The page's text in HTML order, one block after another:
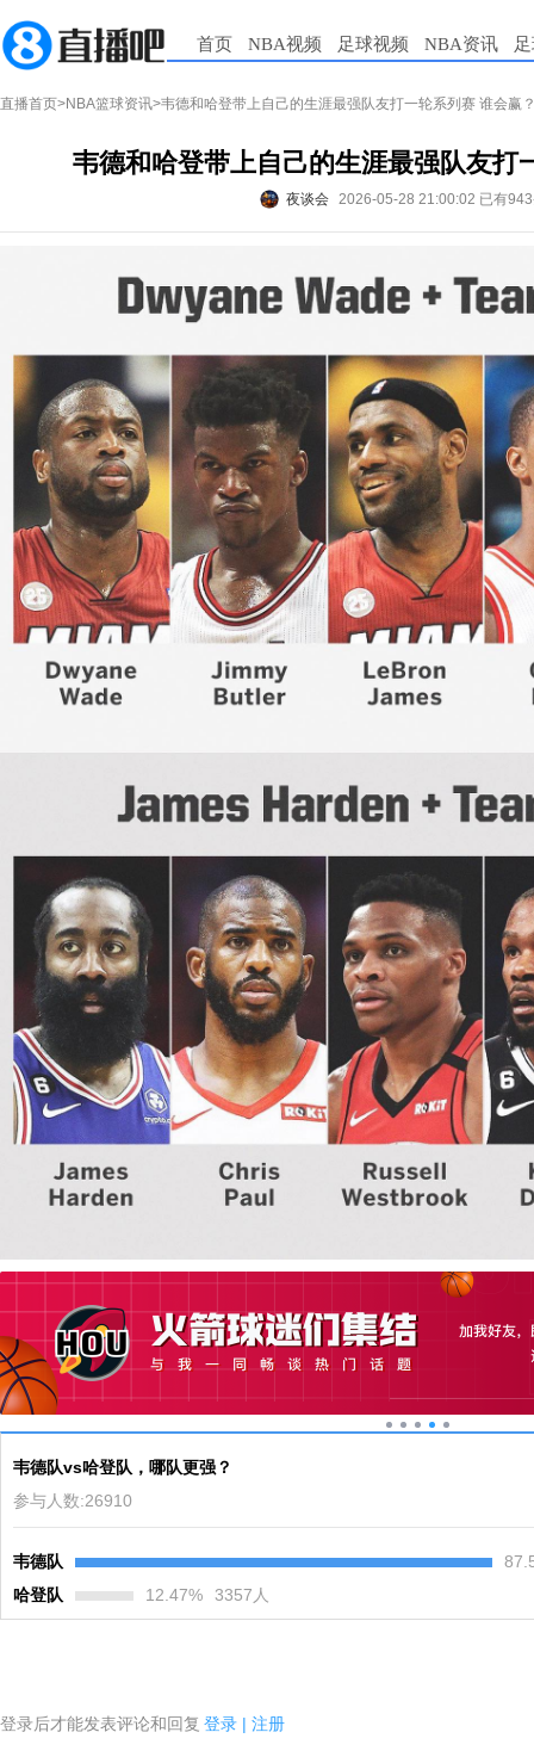
首页 NBA视频 足球视频 NBA资讯
直播首页>NBA篮球资讯>韦德和哈登带上自己的生涯最强队友打一轮系列赛 谁会赢
韦德和哈登带上自己的生涯最强队友打
夜谈会 2026-05-28 21:00:02 已有
韦德队vs哈登队，哪队更强？
参与人数:26910
韦德队
哈登队
12.47% 3357 人
登录后才能发表评论和回复 登录 | 注册